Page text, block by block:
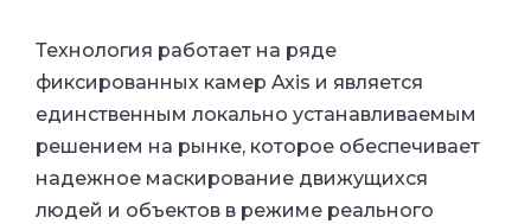
Технология работает на ряде
фиксированных камер Axis и является
единственным локально устанавливаемым
решением на рынке, которое обеспечивает
надежное маскирование движущихся
людей и объектов в режиме реального